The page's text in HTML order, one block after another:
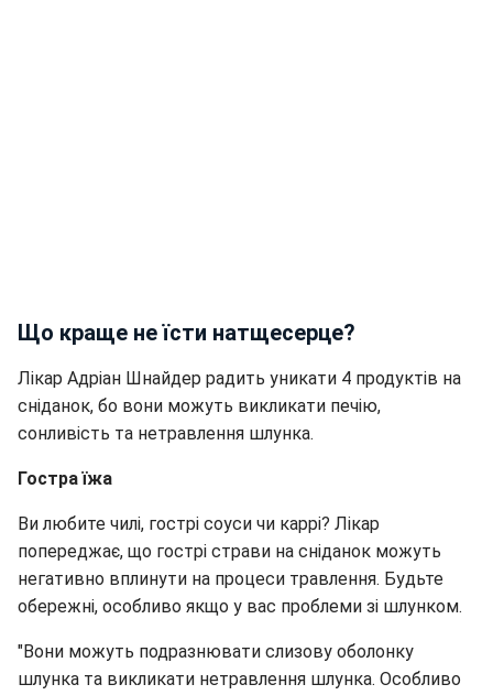
Що краще не їсти натщесерце?
Лікар Адріан Шнайдер радить уникати 4 продуктів на
сніданок, бо вони можуть викликати печію,
сонливість та нетравлення шлунка.
Гостра їжа
Ви любите чилі, гострі соуси чи каррі? Лікар
попереджає, що гострі страви на сніданок можуть
негативно вплинути на процеси травлення. Будьте
обережні, особливо якщо у вас проблеми зі шлунком.
"Вони можуть подразнювати слизову оболонку
шлунка та викликати нетравлення шлунка. Особливо